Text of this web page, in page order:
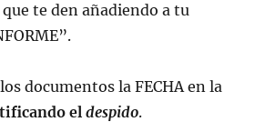
te den añadiendo a tu
documentos la FECHA en la
eldespido.